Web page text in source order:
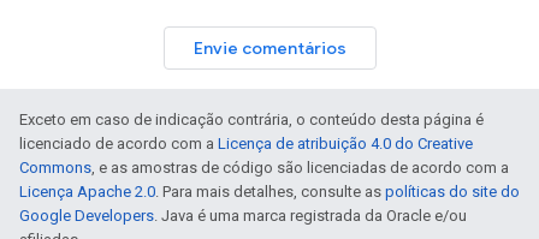
Envie comentários
Exceto em caso de indicação contrária, o conteúdo desta página é
licenciado de acordo com a Licença de atribuição 4.0 do Creative
Commons, e as amostras de código são licenciadas de acordo com a
Licença Apache 2.0. Para mais detalhes, consulte as políticas do site do
Google Developers. Java é uma marca registrada da Oracle e/ou